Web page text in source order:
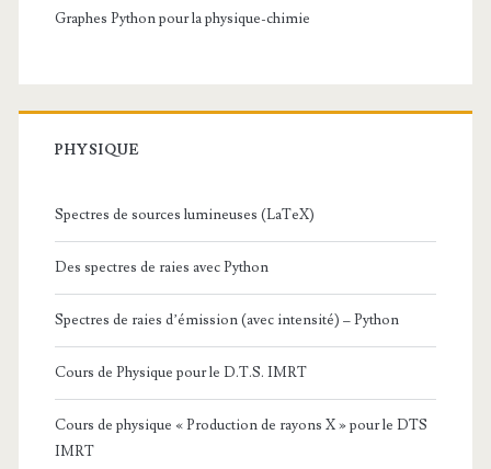
Graphes Python pour la physique-chimie
PHYSIQUE
Spectres de sources lumineuses (LaTeX)
Des spectres de raies avec Python
Spectres de raies d’émission (avec intensité) – Python
Cours de Physique pour le D.T.S. IMRT
Cours de physique « Production de rayons X » pour le DTS
IMRT